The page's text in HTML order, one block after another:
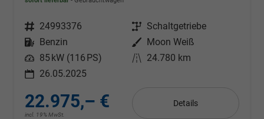
Fahrzeugnr. 24993376 Getriebe Schaltgetriebe
Kraftstoff
Benzin Außenfarbe
Moon Weiß
Leistung 85 kW (116 PS) Kilometerstand 24.780 km
26.05.2025
22.975,– €
incl. 19% MwSt.
Details